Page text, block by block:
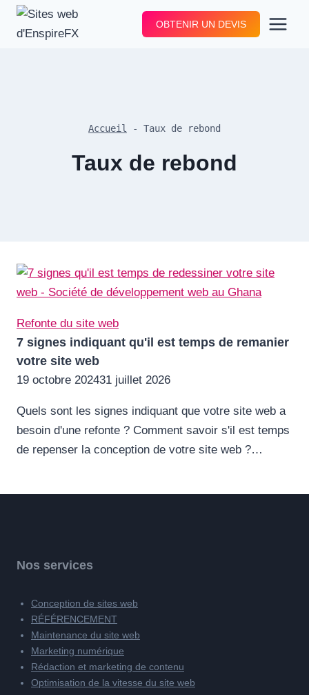
Aller
OBTENIR UN DEVIS
Accueil - Taux de rebond
Taux de rebond
Refonte du site web
7 signes indiquant qu'il est temps de remanier
votre site web
19 octobre 202431 juillet 2026
Quels sont les signes indiquant que votre site web a
besoin d'une refonte ? Comment savoir s'il est temps
de repenser la conception de votre site web ?…
Nos services
Conception de sites web
RÉFÉRENCEMENT
Maintenance du site web
Marketing numérique
Rédaction et marketing de contenu
Optimisation de la vitesse du site web